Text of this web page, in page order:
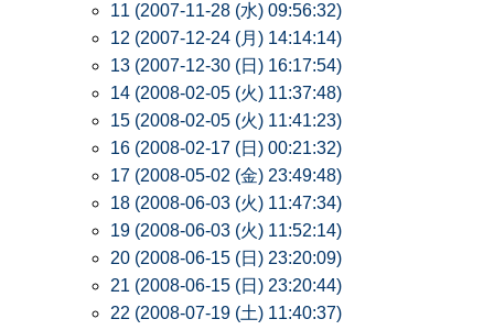
11 (2007-11-28 (水) 09:56:32)
12 (2007-12-24 (月) 14:14:14)
13 (2007-12-30 (日) 16:17:54)
14 (2008-02-05 (火) 11:37:48)
15 (2008-02-05 (火) 11:41:23)
16 (2008-02-17 (日) 00:21:32)
17 (2008-05-02 (金) 23:49:48)
18 (2008-06-03 (火) 11:47:34)
19 (2008-06-03 (火) 11:52:14)
20 (2008-06-15 (日) 23:20:09)
21 (2008-06-15 (日) 23:20:44)
22 (2008-07-19 (土) 11:40:37)